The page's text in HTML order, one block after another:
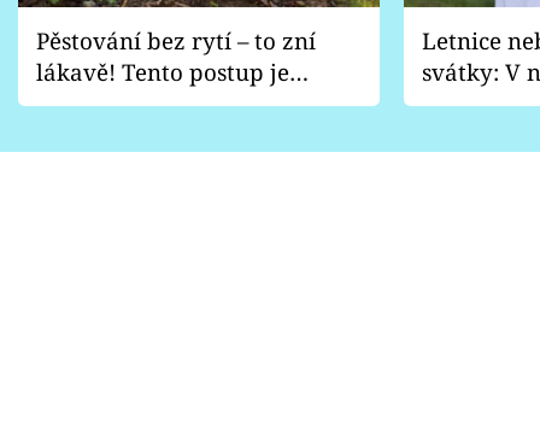
Pěstování bez rytí – to zní
lákavě! Tento postup je
vhodný jen pro některé
Letnice
svátky: V
pondělí